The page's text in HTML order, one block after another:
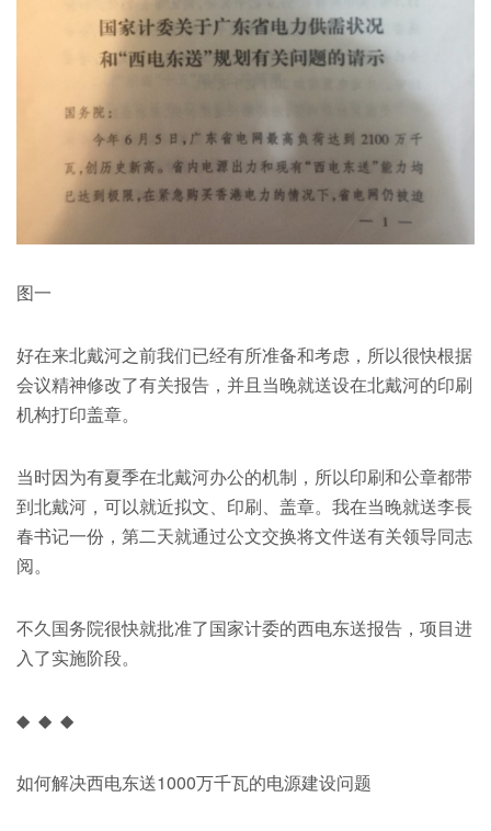
图一
好在来北戴河之前我们已经有所准备和考虑，所以很快根据
会议精神修改了有关报告，并且当晚就送设在北戴河的印刷
机构打印盖章。
当时因为有夏季在北戴河办公的机制，所以印刷和公章都带
到北戴河，可以就近拟文、印刷、盖章。我在当晚就送李長
春书记一份，第二天就通过公文交换将文件送有关领导同志
阅。
不久国务院很快就批准了国家计委的西电东送报告，项目进
入了实施阶段。
◆ ◆ ◆
如何解决西电东送1000万千瓦的电源建设问题